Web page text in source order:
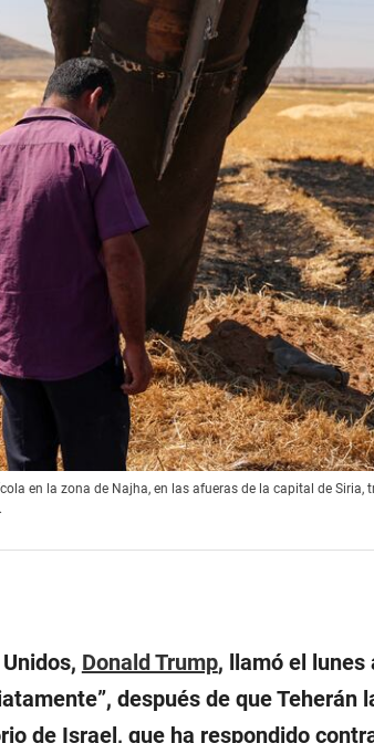
en la zona de Najha, en las afueras de la capital de Siria,
Donald Trump, llamó el lunes
después de que Teherán
de Israel, que ha respondido